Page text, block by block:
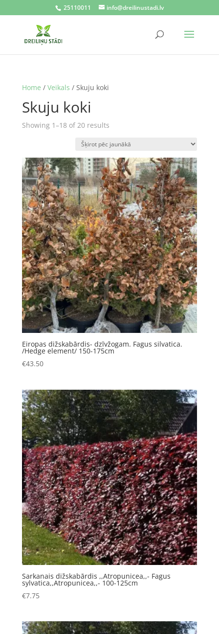
25110011 info@dreilinustadi.lv
Home / Veikals / Skuju koki
Skuju koki
Showing 1–18 of 20 resultsSorted
latest
Eiropas dižskabārdis- dzīvžogam. Fagus silvatica.
/Hedge element/ 150-175cm
€43.50
Sarkanais dižskabārdis ,,Atropunicea,,- Fagus
sylvatica,,Atropunicea,,- 100-125cm
€7.75